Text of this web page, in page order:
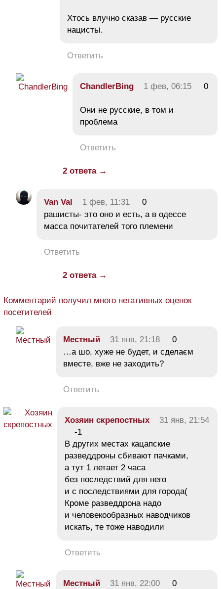
Хтось влучно сказав — русские
нацистьі.
Ответить
ChandlerBing 1 фев, 06:15 0
Они не русские, в том и
проблема
Ответить
2 ответа →
Van Val 1 фев, 11:31
0
рашисты- это оно и есть, а в одессе
масса почитателей того племени
Ответить
2 ответа →
Комментарий получил много негативных оценок
посетителей
Местный 31 янв, 21:18
0
…а шо, хуже не будет, и сделаєм
вместе, вже не заходить?
Ответить
Хозяин скрепостных
31 янв, 21:54
-1
В других местах кацапские
разведдроны сбивают пачками,
а тут 1 летает 2 часа
без последствий для него
и с последствиями для города(
Кроме разведдрона надо
и человекообразных наводчиков
искать, те тоже наводили
Ответить
Местный 31 янв, 22:00
0